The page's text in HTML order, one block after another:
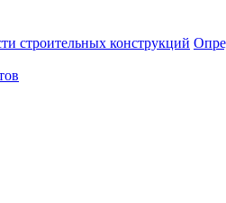
строительных конструкций